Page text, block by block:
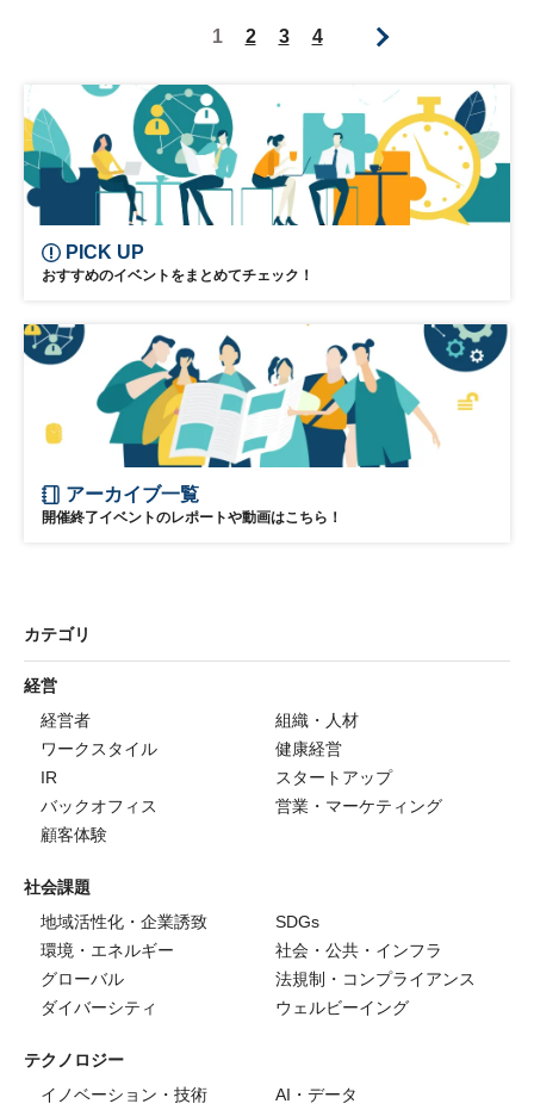
1 2 3 4
PICK UP
おすすめのイベントをまとめてチェック！
アーカイブ一覧
開催終了イベントのレポートや動画はこちら！
カテゴリ
経営
経営者
組織・人材
ワークスタイル
健康経営
IR
スタートアップ
バックオフィス
営業・マーケティング
顧客体験
社会課題
地域活性化・企業誘致
SDGs
環境・エネルギー
社会・公共・インフラ
グローバル
法規制・コンプライアンス
ダイバーシティ
ウェルビーイング
テクノロジー
イノベーション・技術
AI・データ